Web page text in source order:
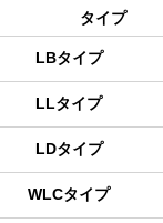
タイプ
LBタイプ
LLタイプ
LDタイプ
WLCタイプ